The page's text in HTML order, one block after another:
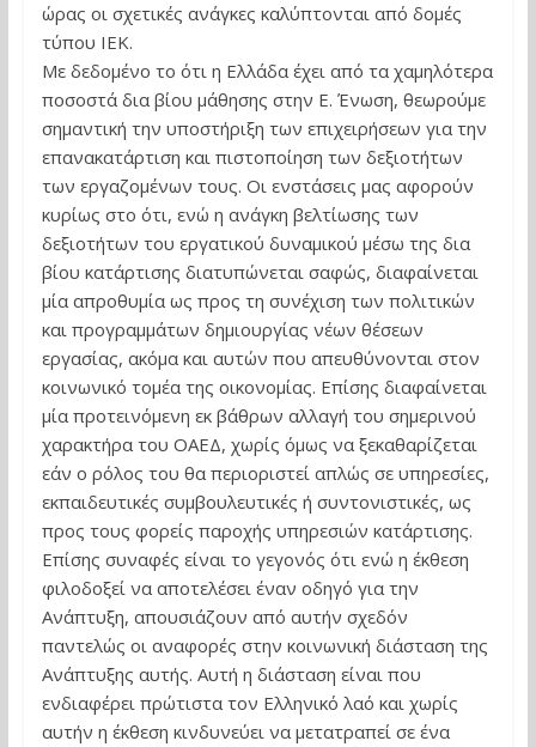
ώρας οι σχετικές ανάγκες καλύπτονται από δομές
τύπου ΙΕΚ.
Με δεδομένο το ότι η Ελλάδα έχει από τα χαμηλότερα
ποσοστά δια βίου μάθησης στην Ε. Ένωση, θεωρούμε
σημαντική την υποστήριξη των επιχειρήσεων για την
επανακατάρτιση και πιστοποίηση των δεξιοτήτων
των εργαζομένων τους. Οι ενστάσεις μας αφορούν
κυρίως στο ότι, ενώ η ανάγκη βελτίωσης των
δεξιοτήτων του εργατικού δυναμικού μέσω της δια
βίου κατάρτισης διατυπώνεται σαφώς, διαφαίνεται
μία απροθυμία ως προς τη συνέχιση των πολιτικών
και προγραμμάτων δημιουργίας νέων θέσεων
εργασίας, ακόμα και αυτών που απευθύνονται στον
κοινωνικό τομέα της οικονομίας. Επίσης διαφαίνεται
μία προτεινόμενη εκ βάθρων αλλαγή του σημερινού
χαρακτήρα του ΟΑΕΔ, χωρίς όμως να ξεκαθαρίζεται
εάν ο ρόλος του θα περιοριστεί απλώς σε υπηρεσίες,
εκπαιδευτικές συμβουλευτικές ή συντονιστικές, ως
προς τους φορείς παροχής υπηρεσιών κατάρτισης.
Επίσης συναφές είναι το γεγονός ότι ενώ η έκθεση
φιλοδοξεί να αποτελέσει έναν οδηγό για την
Ανάπτυξη, απουσιάζουν από αυτήν σχεδόν
παντελώς οι αναφορές στην κοινωνική διάσταση της
Ανάπτυξης αυτής. Αυτή η διάσταση είναι που
ενδιαφέρει πρώτιστα τον Ελληνικό λαό και χωρίς
αυτήν η έκθεση κινδυνεύει να μετατραπεί σε ένα